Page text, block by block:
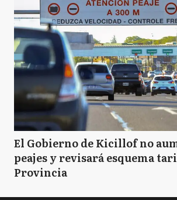
El Gobierno de Kicillof no
peajes y revisará esquema
Provincia